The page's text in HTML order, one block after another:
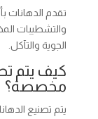
تقدم الدهانات
والتشطيبات
الجوية والتآكل.
كيف يتم
مخصصة؟
يتم تصنيع